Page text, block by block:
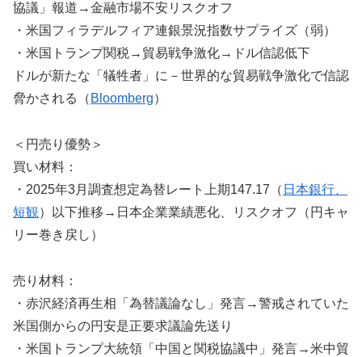
協議」報道→金融市場不安リスクオフ
・米国フィラデルフィア連銀景況指数サプライズ（弱）
・米国トランプ関税→貿易戦争激化→ドル信認低下
ドルが新たな「犠牲者」に－世界的な貿易戦争激化で信認
脅かされる（ Bloomberg）
＜円売り優勢＞
買い材料：
・2025年3月調査想定為替レート上期147.17（ 日本銀行、
短観）以下推移→日本企業業績悪化、リスクオフ（円キャ
リー巻き戻し）
売り材料：
・赤沢経済再生相「為替議論なし」発言→警戒されていた
米国側からの円安是正要求議論先送り
・米国トランプ大統領「中国と関税協議中」発言→米中貿